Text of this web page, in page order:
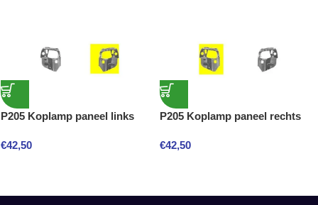
P205 Koplamp paneel links
€42,50
P205 Koplamp paneel rechts
€42,50